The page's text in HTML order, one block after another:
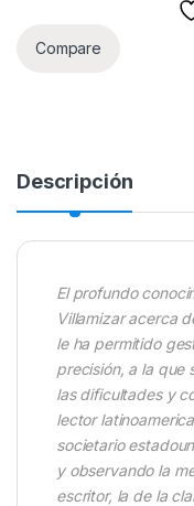
Compare
Descripción
El profundo
Villamizar acerca
le ha permitido
precisión, a la que
las dificultades y
lector
societario
y observando la
escritor, la de la